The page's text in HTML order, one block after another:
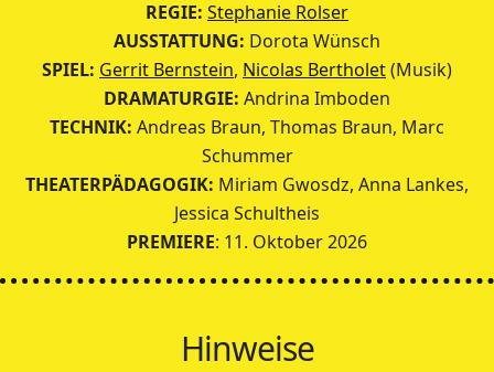
REGIE: Stephanie Rolser
AUSSTATTUNG: Dorota Wünsch
SPIEL: Gerrit Bernstein, Nicolas Bertholet(Musik)
DRAMATURGIE: Andrina Imboden
TECHNIK: Andreas Braun, Thomas Braun, Marc
Schummer
THEATERPÄDAGOGIK: Miriam Gwosdz, Anna Lankes,
Jessica Schultheis
PREMIERE: 11. Oktober 2026
Hinweise